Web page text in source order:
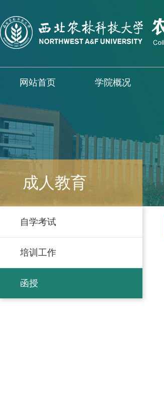
网站首页 学院概况
成人教育
自学考试
培训工作
函授